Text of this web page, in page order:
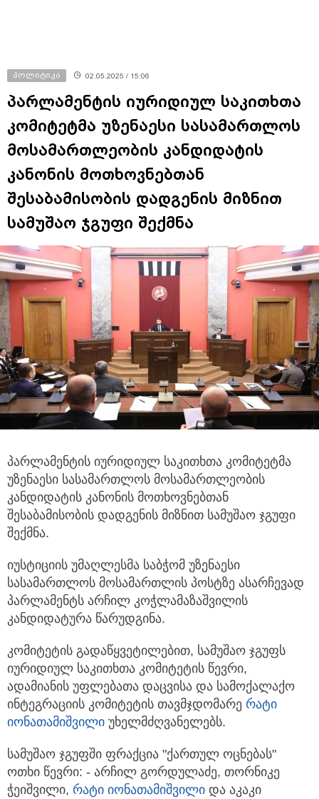
პოლიტიკა 02.05.2025 / 15:06
პარლამენტის იურიდიულ საკითხთა
კომიტეტმა უზენაესი სასამართლოს
მოსამართლეობის კანდიდატის
კანონის მოთხოვნებთან
შესაბამისობის დადგენის მიზნით
სამუშაო ჯგუფი შექმნა
პარლამენტის იურიდიულ საკითხთა კომიტეტმა
უზენაესი სასამართლოს მოსამართლეობის
კანდიდატის კანონის მოთხოვნებთან
შესაბამისობის დადგენის მიზნით სამუშაო ჯგუფი
შექმნა.
იუსტიციის უმაღლესმა საბჭომ უზენაესი
სასამართლოს მოსამართლის პოსტზე ასარჩევად
პარლამენტს არჩილ კოჭლამაზაშვილის
კანდიდატურა წარუდგინა.
კომიტეტის გადაწყვეტილებით, სამუშაო ჯგუფს
იურიდიულ საკითხთა კომიტეტის წევრი,
ადამიანის უფლებათა დაცვისა და სამოქალაქო
ინტეგრაციის კომიტეტის თავმჯდომარე რატი
იონათამიშვილი უხელმძღვანელებს.
სამუშაო ჯგუფში ფრაქცია "ქართულ ოცნებას"
ოთხი წევრი: - არჩილ გორდულაძე, თორნიკე
ჭეიშვილი, რატი იონათამიშვილი და აკაკი